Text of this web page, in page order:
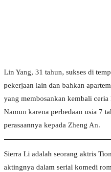
Lin Yang, 31 tahun, sukses di
pekerjaan lain dan bahkan
yang membosankan kembali
Namun karena perbedaan usia 7
perasaannya kepada Zheng An.
Sierra Li adalah seorang aktris
aktingnya dalam serial komedi